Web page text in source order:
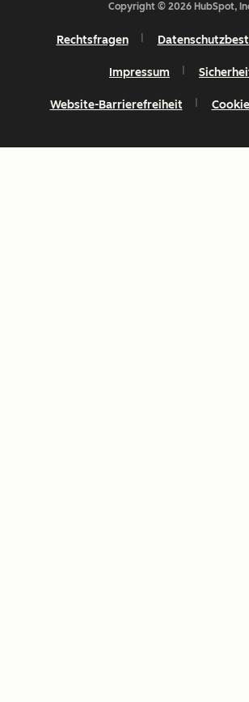
Copyright © 2026 HubSpot,
Rechtsfragen
Impressum
Website-Barrierefreiheit